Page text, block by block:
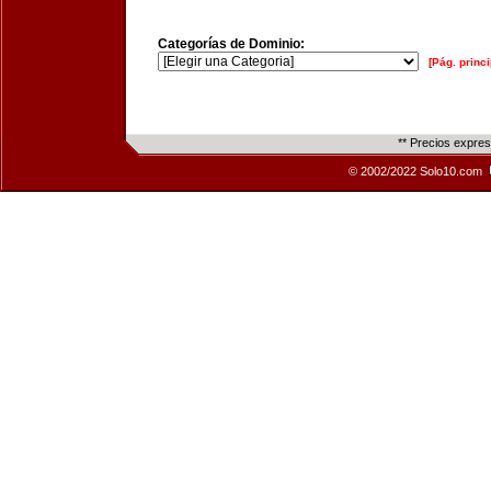
Categorías de Dominio:
[Pág.
** Precios
© 2002/2022 Solo10.com